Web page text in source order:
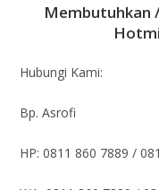
Membutuhkan
Hubungi Kami:
Bp. Asrofi
HP: 0811 860 7889 /